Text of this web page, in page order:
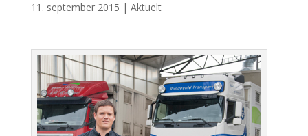
11. september 2015 | Aktuelt